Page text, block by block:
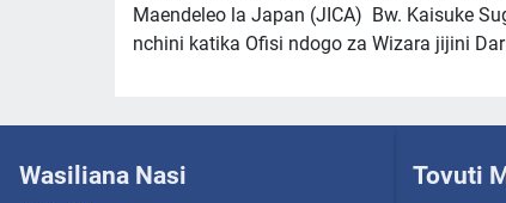
Maendeleo la Japan (JICA) Bw. Kaisuke
nchini katika Ofisi ndogo za Wizara jijini
Wasiliana Nasi Tovuti